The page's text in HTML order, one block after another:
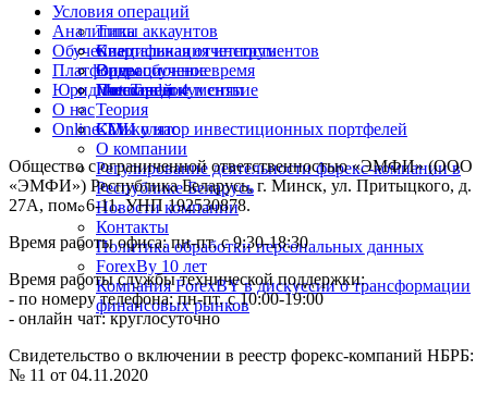
Условия операций
Типы аккаунтов
Спецификация инструментов
Операционное время
Пополнение и снятие
Аналитика
Квартальная отчетность
Обучение
Видеообучение
Глоссарий
Теория
Калькулятор инвестиционных портфелей
Платформы
MetaTrader 4
Юридические документы
О нас
СМИ о нас
О компании
Регулирование деятельности форекс-компании в
Республике Беларусь
Новости компании
Контакты
Политика обработки персональных данных
ForexBy 10 лет
Компания ForexBY в дискуссии о трансформации
финансовых рынков
Online-TV
Общество с ограниченной ответственностью «ЭМФИ» (ООО
«ЭМФИ») Республика Беларусь, г. Минск, ул. Притыцкого, д.
27А, пом. 6-11. УНП 192530878.
Время работы офиса: пн-пт. с 9:30-18:30
Время работы службы технической поддержки:
- по номеру телефона: пн-пт. с 10:00-19:00
- онлайн чат: круглосуточно
Свидетельство о включении в реестр форекс-компаний НБРБ:
№ 11 от 04.11.2020